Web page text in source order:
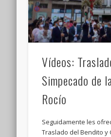
Vídeos:
Simpecado de
Rocío
Seguidamente les
Traslado del Bendito y